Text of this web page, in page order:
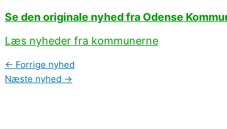
Se den originale nyhed fra Odense
Læs nyheder fra kommunerne
← Forrige nyhed
Næste nyhed →